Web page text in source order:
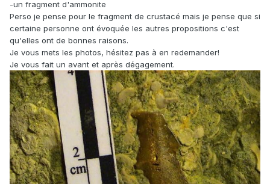
-un fragment d'ammonite
Perso je pense pour le fragment de crustacé mais je pense que si
certaine personne ont évoquée les autres propositions c'est
qu'elles ont de bonnes raisons.
Je vous mets les photos, hésitez pas à en redemander!
Je vous fait un avant et après dégagement.